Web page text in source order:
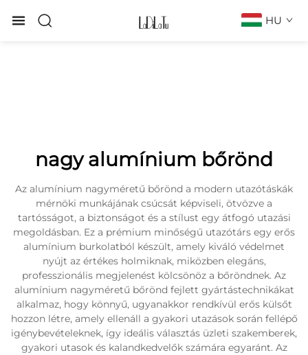
HU
nagy alumínium bőrönd
Az alumínium nagyméretű bőrönd a modern utazótáskák
mérnöki munkájának csúcsát képviseli, ötvözve a
tartósságot, a biztonságot és a stílust egy átfogó utazási
megoldásban. Ez a prémium minőségű utazótárs egy erős
alumínium burkolatból készült, amely kiváló védelmet
nyújt az értékes holmiknak, miközben elegáns,
professzionális megjelenést kölcsönöz a bőröndnek. Az
alumínium nagyméretű bőrönd fejlett gyártástechnikákat
alkalmaz, hogy könnyű, ugyanakkor rendkívül erős külsőt
hozzon létre, amely ellenáll a gyakori utazások során fellépő
igénybevételeknek, így ideális választás üzleti szakemberek,
gyakori utasok és kalandkedvelők számára egyaránt. Az